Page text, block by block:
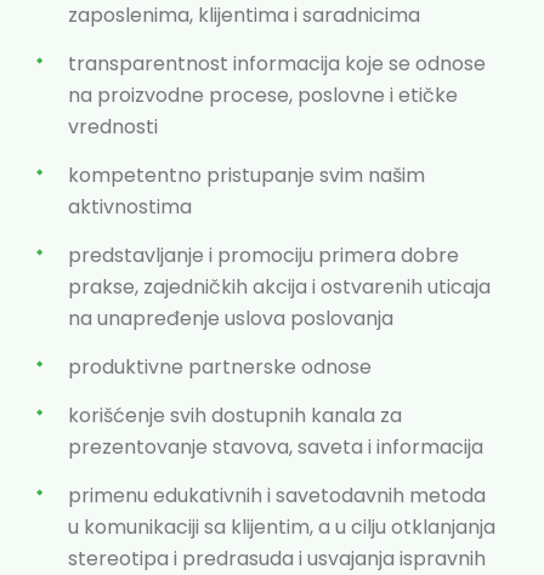
zaposlenima, klijentima i saradnicima
transparentnost informacija koje se odnose
na proizvodne procese, poslovne i etičke
vrednosti
kompetentno pristupanje svim našim
aktivnostima
predstavljanje i promociju primera dobre
prakse, zajedničkih akcija i ostvarenih uticaja
na unapređenje uslova poslovanja
produktivne partnerske odnose
korišćenje svih dostupnih kanala za
prezentovanje stavova, saveta i informacija
primenu edukativnih i savetodavnih metoda
u komunikaciji sa klijentim, a u cilju otklanjanja
stereotipa i predrasuda i usvajanja ispravnih